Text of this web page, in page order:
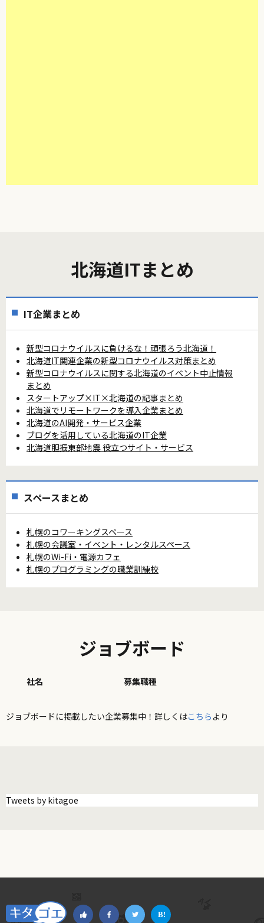
北海道ITまとめ
IT企業まとめ
新型コロナウイルスに負けるな！頑張ろう北海道！
北海道IT関連企業の新型コロナウイルス対策まとめ
新型コロナウイルスに関する北海道のイベント中止情報
まとめ
スタートアップ×IT×北海道の記事まとめ
北海道でリモートワークを導入企業まとめ
北海道のAI開発・サービス企業
ブログを活用している北海道のIT企業
北海道胆振東部地震 役立つサイト・サービス
スペースまとめ
札幌のコワーキングスペース
札幌の会議室・イベント・レンタルスペース
札幌のWi-Fi・電源カフェ
札幌のプログラミングの職業訓練校
ジョブボード
社名 募集職種
ジョブボードに掲載したい企業募集中！詳しくはこちら より
Tweets by kitagoe